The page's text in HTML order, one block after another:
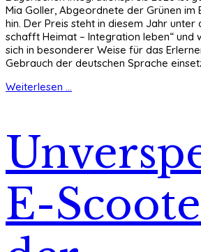
Mia Goller, Abgeordnete der Grünen im
hin. Der Preis steht in diesem Jahr unter
schafft Heimat – Integration leben“ und
sich in besonderer Weise für das
Gebrauch der deutschen Sprache
Weiterlesen ...
E-